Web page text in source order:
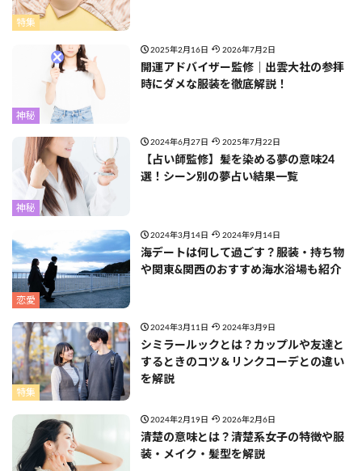
特集
神秘
2025年2月16日 2026年7月2日
開運アドバイザー監修｜出雲大社の参拝
時にダメな服装を徹底解説！
神秘
2024年6月27日 2025年7月22日
【占い師監修】髪を染める夢の意味24
選！シーン別の夢占い結果一覧
恋愛
2024年3月14日 2024年9月14日
海デートは何して過ごす？服装・持ち物
や関東&関西のおすすめ海水浴場も紹介
特集
2024年3月11日 2024年3月9日
シミラールックとは？カップルや友達と
するときのコツ＆リンクコーデとの違い
を解説
2024年2月19日 2026年2月6日
清楚の意味とは？清楚系女子の特徴や服
装・メイク・髪型を解説